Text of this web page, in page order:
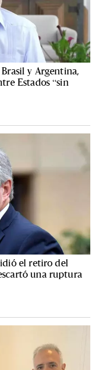
y Argentina,
Estados “sin
el retiro del
una ruptura